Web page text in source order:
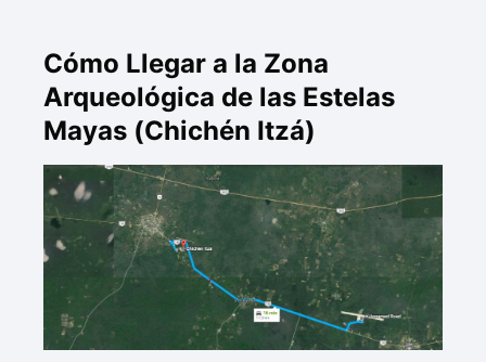
Cómo Llegar a la Zona
Arqueológica de las Estelas
Mayas (Chichén Itzá)